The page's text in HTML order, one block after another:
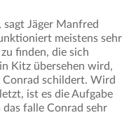
Jäger Manfred
meistens sehr
finden, die sich
Kitz übersehen wird,
Conrad schildert. Wird
ist es die Aufgabe
das falle Conrad sehr